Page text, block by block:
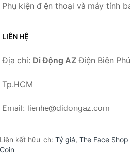
Phụ kiện điện thoại và máy tính
LIÊN HỆ
Địa chỉ: Di Động AZ Điện Biên
Tp.HCM
Email: lienhe@didongaz.com
Liên kết hữu ích: Tỷ giá, The Face
Coin